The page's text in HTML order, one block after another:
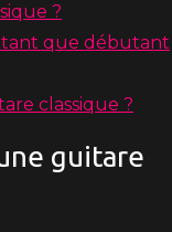
?
tant que débutant
classique ?
guitare